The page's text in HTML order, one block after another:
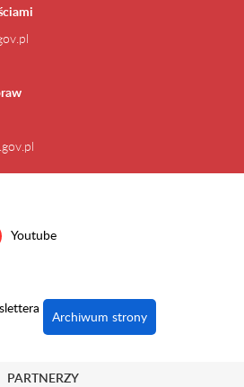
Youtube
Archiwum strony
PARTNERZY